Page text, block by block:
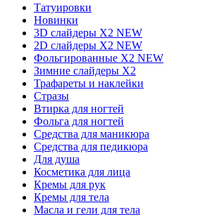
Татуировки
Новинки
3D слайдеры X2 NEW
2D слайдеры X2 NEW
Фольгированные X2 NEW
Зимние слайдеры Х2
Трафареты и наклейки
Стразы
Втирка для ногтей
Фольга для ногтей
Средства для маникюра
Средства для педикюра
Для душа
Косметика для лица
Кремы для рук
Кремы для тела
Масла и гели для тела